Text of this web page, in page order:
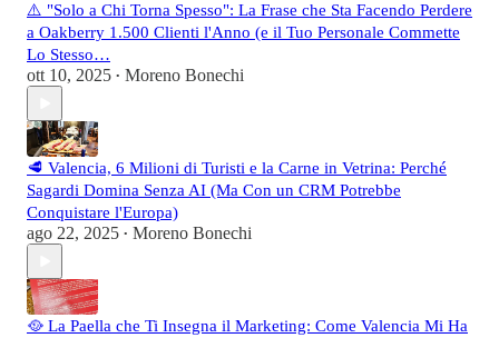
⚠️ "Solo a Chi Torna Spesso": La Frase che Sta Facendo Perdere
a Oakberry 1.500 Clienti l'Anno (e il Tuo Personale Commette
Lo Stesso…
ott 10, 2025 • Moreno Bonechi
🥩 Valencia, 6 Milioni di Turisti e la Carne in Vetrina: Perché
Sagardi Domina Senza AI (Ma Con un CRM Potrebbe
Conquistare l'Europa)
ago 22, 2025 • Moreno Bonechi
🥘 La Paella che Ti Insegna il Marketing: Come Valencia Mi Ha